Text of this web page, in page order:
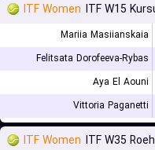
ITF Women ITF W15
Mariia Masiianskaia
Felitsata Dorofeeva-Rybas
Aya El Aouni
Vittoria Paganetti
ITF Women ITF W35